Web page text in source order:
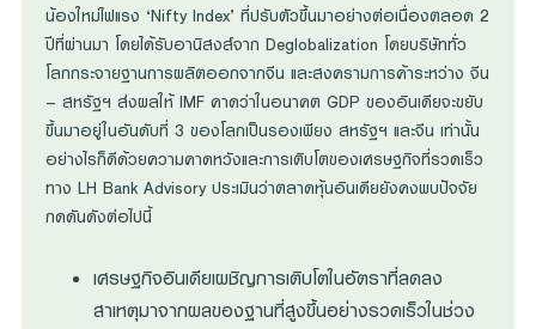
น้องใหม่ไฟแรง ‘Nifty Index’ ที่ปรับตัวขึ้นมาอย่างต่อเนื่องตลอด 2
ปีที่ผ่านมา โดยได้รับอานิสงส์จาก Deglobalization โดยบริษัททั่ว
โลกกระจายฐานการผลิตออกจากจีน และสงครามการค้าระหว่าง จีน
– สหรัฐฯ ส่งผลให้ IMF คาดว่าในอนาคต GDP ของอินเดียจะขยับ
ขึ้นมาอยู่ในอันดับที่ 3 ของโลกเป็นรองเพียง สหรัฐฯ และจีน เท่านั้น
อย่างไรก็ดีด้วยความคาดหวังและการเติบโตของเศรษฐกิจที่รวดเร็ว
ทาง LH Bank Advisory ประเมินว่าตลาดหุ้นอินเดียยังคงพบปัจจัย
กดดันดังต่อไปนี้
เศรษฐกิจอินเดียเผชิญการเติบโตในอัตราที่ลดลง
สาเหตุมาจากผลของฐานที่สูงขึ้นอย่างรวดเร็วในช่วง